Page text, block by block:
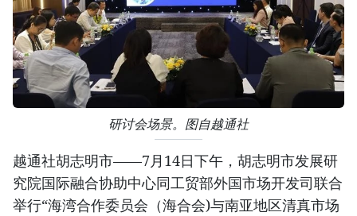
研讨会场景。图自越通社
越通社胡志明市——7月14日下午，胡志明市发展研
究院国际融合协助中心同工贸部外国市场开发司联合
举行“海湾合作委员会（海合会)与南亚地区清真市场